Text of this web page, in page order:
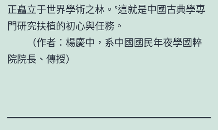
正矗立于世界學術之林。”這就是中國古典學專
門研究扶植的初心與任務。
（作者：楊慶中，系中國國民年夜學國粹
院院長、傳授）